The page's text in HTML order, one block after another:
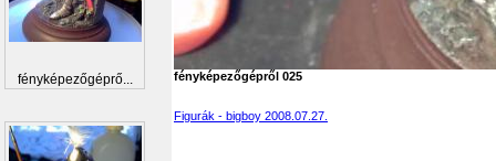
fényképezőgépről 025
Figurák - bigboy 2008.07.27.
fényképezőgéprő...